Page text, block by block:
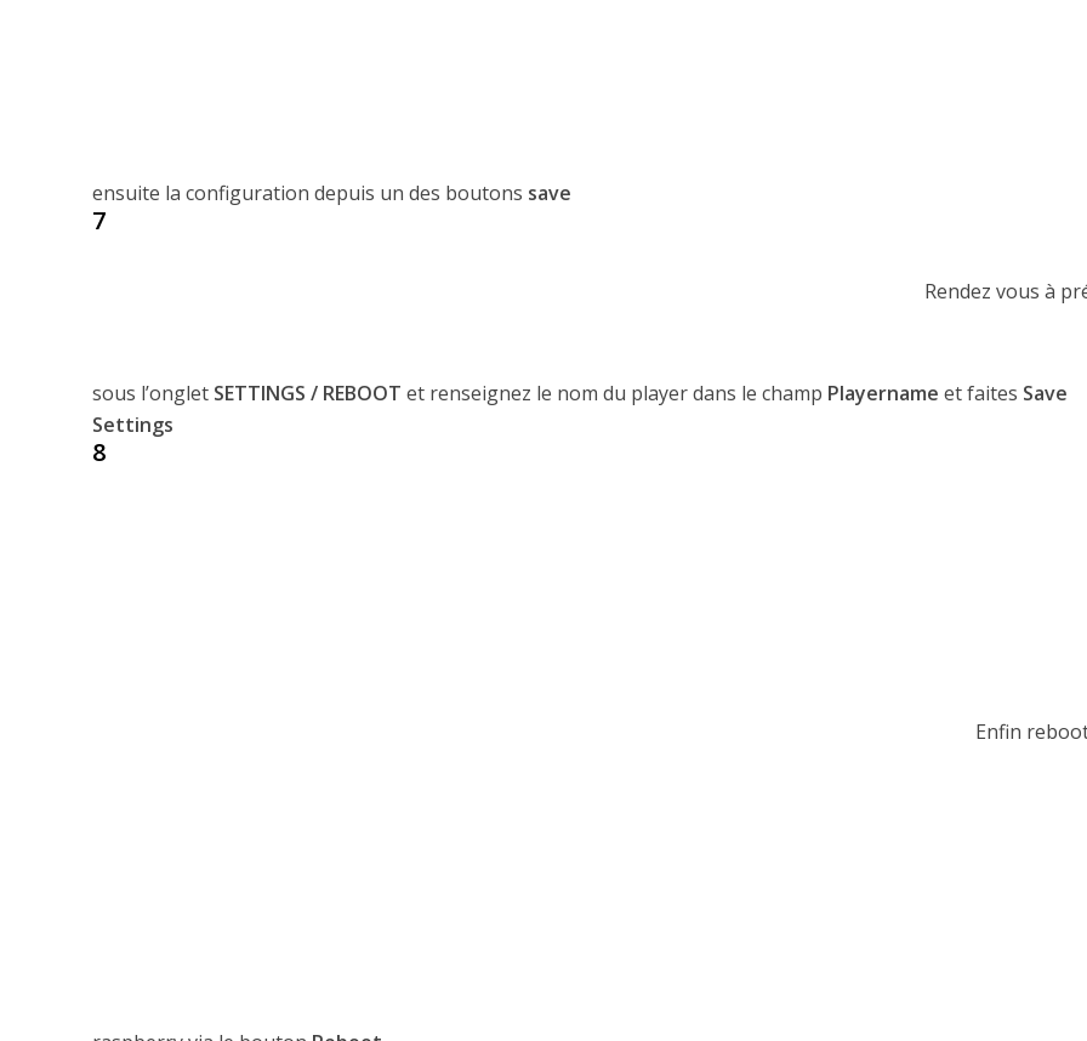
ensuite la configuration depuis un des boutons save
7
Rendez vous à
sous l’ongletSETTINGS / REBOOT et renseignez le nom du player dans le champ Playername et faites Save
Settings
8
Enfin